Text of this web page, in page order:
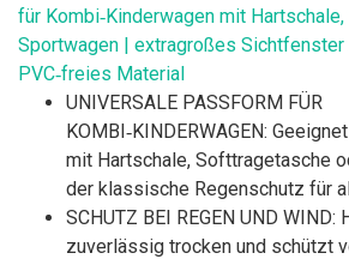
für Kombi‑Kinderwagen mit
Sportwagen | extragroßes Sichtfenster
PVC‑freies Material
UNIVERSALE PASSFORM FÜR
KOMBI‑KINDERWAGEN:
mit Hartschale, Softtragetasche
der klassische Regenschutz für
SCHUTZ BEI REGEN UND WIND:
zuverlässig trocken und schützt